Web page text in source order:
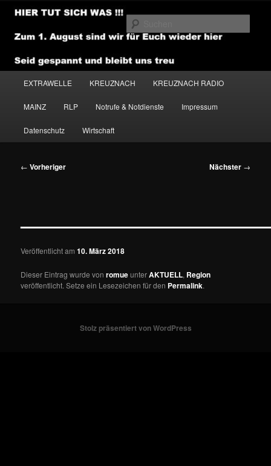
Zum
primären
Inhalt
NEWSHOUSE.MEDIA
EXTRAWELLE KREUZNACH KREUZNACH RADIO
MAINZ RLP Notrufe & Notdienste Impressum
Datenschutz Wirtschaft
Beitragsnavigation
← Vorheriger Nächster →
Veröffentlicht am10. März 2018
Dieser Eintrag wurde vonromueunterAKTUELL, Region
veröffentlicht. Setze ein Lesezeichen für den Permalink.
Stolz präsentiert von WordPress